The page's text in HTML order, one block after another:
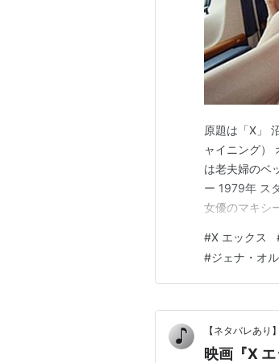
原題は「X」
ャイニング）
は老夫婦のベ
ー 1979年 ス
女優のマキシ
ガ） ベトナム
のボビー＝リ
#X エックス
#ジェナ・オ
【ネタバレあ
映画『X